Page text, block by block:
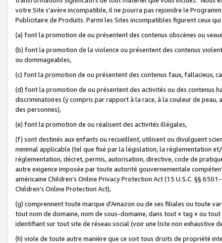
votre Site s'avère incompatible, il ne pourra pas rejoindre le
Publicitaire de Produits. Parmi les Sites incompatibles figurent ceux
(a) font la promotion de ou présentent des contenus obscènes ou
(b) font la promotion de la violence ou présentent des contenus
ou dommageables,
(c) font la promotion de ou présentent des contenus faux, fallacieux,
(d) font la promotion de ou présentent des activités ou des contenus
discriminatoires (y compris par rapport à la race, à la couleur de
des personnes),
(e) font la promotion de ou réalisent des activités illégales,
(f) sont destinés aux enfants ou recueillent, utilisent ou divulguent
minimal applicable (tel que fixé par la législation, la réglementation
réglementation, décret, permis, autorisation, directive, code de
autre exigence imposée par toute autorité gouvernementale
américaine Children’s Online Privacy Protection Act (15 U.S.C. §§
Children’s Online Protection Act),
(g) comprennent toute marque d'Amazon ou de ses filiales ou toute
tout nom de domaine, nom de sous-domaine, dans tout « tag » ou
identifiant sur tout site de réseau social (voir une liste non exhaustive
(h) viole de toute autre manière que ce soit tous droits de propriété